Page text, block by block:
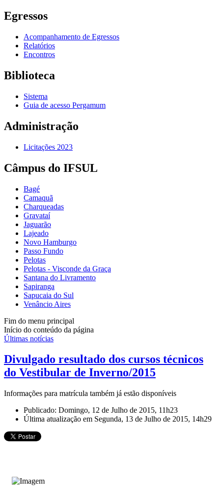
Egressos
Acompanhamento de Egressos
Relatórios
Encontros
Biblioteca
Sistema
Guia de acesso Pergamum
Administração
Licitações 2023
Câmpus do IFSUL
Bagé
Camaquã
Charqueadas
Gravataí
Jaguarão
Lajeado
Novo Hamburgo
Passo Fundo
Pelotas
Pelotas - Visconde da Graça
Santana do Livramento
Sapiranga
Sapucaia do Sul
Venâncio Aires
Fim do menu principal
Início do conteúdo da página
Últimas notícias
Divulgado resultado dos cursos técnicos
do Vestibular de Inverno/2015
Informações para matrícula também já estão disponíveis
Publicado: Domingo, 12 de Julho de 2015, 11h23
Última atualização em Segunda, 13 de Julho de 2015, 14h29